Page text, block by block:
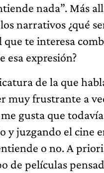
nada”. Más
narrativos ¿qué
te interesa
esa expresión?
de la que
muy frustrante a
gusta que todavía
y juzgando el cine
o no. A
de películas